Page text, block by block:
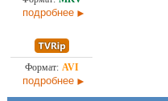
подробнее
подробнее